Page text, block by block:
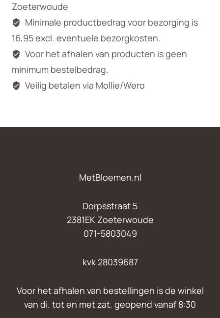
Zoeterwoude
Minimale productbedrag voor bezorging is
16,95 excl. eventuele bezorgkosten.
Voor het afhalen van producten is geen
minimum bestelbedrag.
Veilig betalen via Mollie/Wero
MetBloemen.nl
Dorpsstraat 5
2381EK Zoeterwoude
071-5803049
kvk 28039687
Voor het afhalen van bestellingen is de winkel
van di. tot en met zat. geopend vanaf 8:30